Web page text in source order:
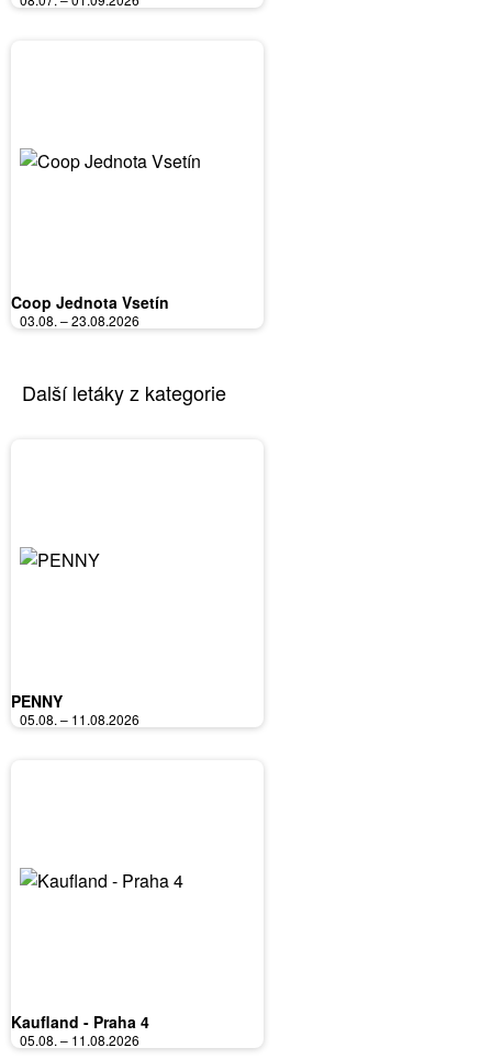
Coop Jednota Vsetín
03.08. – 23.08.2026
Další letáky z kategorie
PENNY
05.08. – 11.08.2026
Kaufland - Praha 4
05.08. – 11.08.2026